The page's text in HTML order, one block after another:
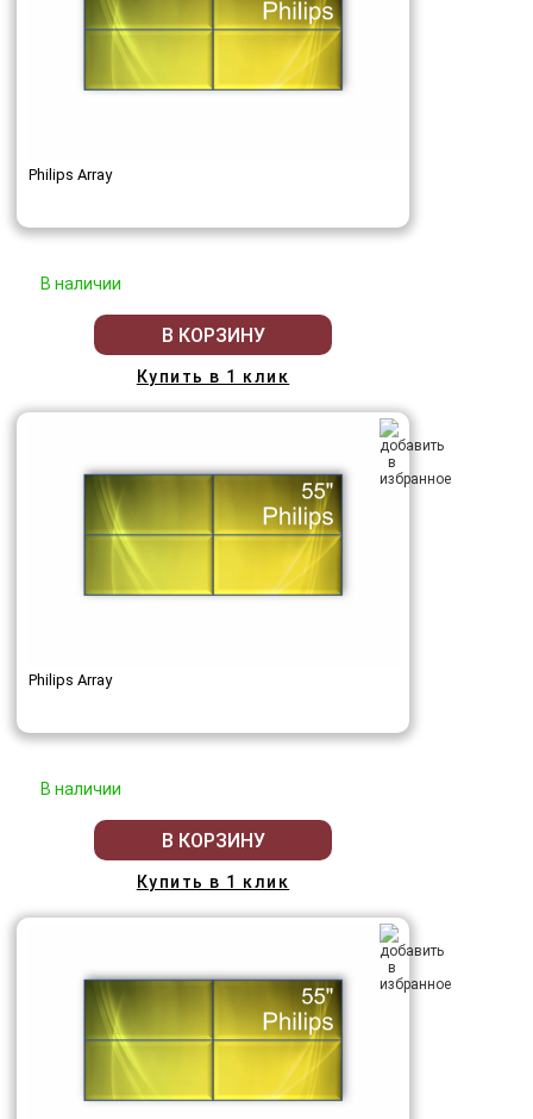
Philips Array
В наличии
В КОРЗИНУ
Купить в 1 клик
Philips Array
В наличии
В КОРЗИНУ
Купить в 1 клик